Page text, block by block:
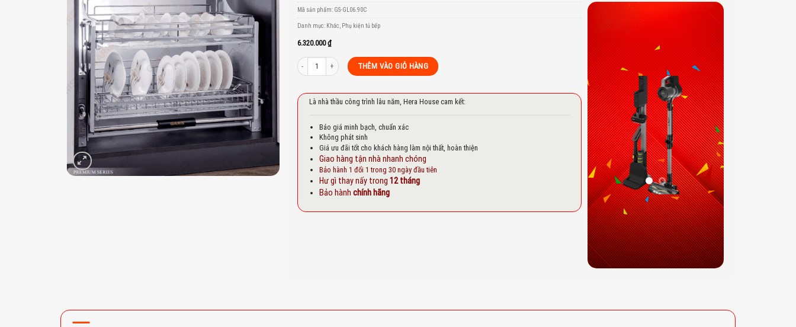
Add to
wishlist
Mã sản phẩm: GS-GL06.90C
Danh mục: Khác, Phụ kiện tủ bếp
6.320.000₫
GIÁ BÁT ĐĨA ĐA NĂNG NÂNG HẠ GARIS GL06.90C số lượng
THÊM VÀO GIỎ HÀNG
Là nhà thầu công trình lâu năm, Hera House cam kết:
Báo giá minh bạch, chuẩn xác
Không phát sinh
Giá ưu đãi tốt cho khách hàng làm nội thất, hoàn thiện
Giao hàng tận nhà nhanh chóng
Bảo hành 1 đổi 1 trong 30 ngày đầu tiên
Hư gì thay nấy trong 12 tháng
Bảo hành chính hãng